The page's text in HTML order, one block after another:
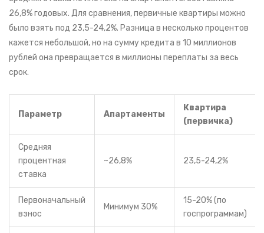
26,8% годовых. Для сравнения, первичные квартиры можно
было взять под 23,5-24,2%. Разница в несколько процентов
кажется небольшой, но на сумму кредита в 10 миллионов
рублей она превращается в миллионы переплаты за весь
срок.
Параметр Апартаменты
Квартира
(первичка)
Средняя
процентная
ставка
~26,8% 23,5-24,2%
Первоначальный
взнос
Минимум 30%
15-20% (по
госпрограммам)